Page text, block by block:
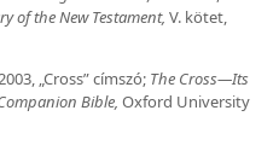
of the New Testament, V. kötet,
„Cross” címszó; The Cross​—Its
Bible, Oxford University